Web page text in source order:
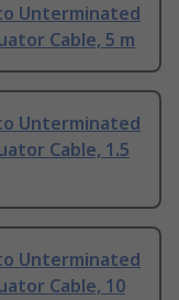
Unterminated
Cable, 5 m
Unterminated
Cable, 1.5
Unterminated
Cable, 10